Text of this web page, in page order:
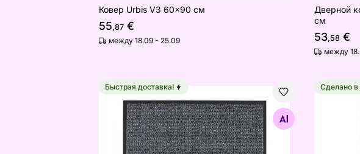
Ковер Urbis V3 60x90 см
55,87 €
между 18.09 - 25.09
Дверной
см
53,58 €
между
Дверной коврик Scrapa Hall 60x90 см
Найдите похожие
Быстрая доставка!
Narma
Сделано в